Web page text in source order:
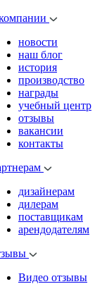
новости
наш блог
история
производство
награды
учебный центр
отзывы
вакансии
контакты
дизайнерам
дилерам
поставщикам
арендодателям
Видео отзывы